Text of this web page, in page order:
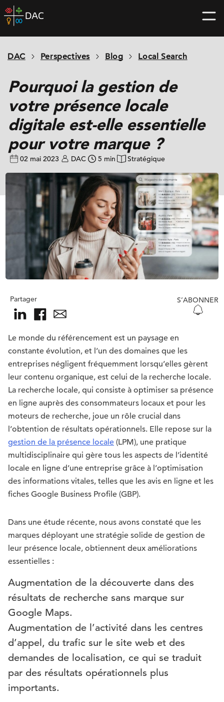
Skip
to
home
DAC Perspectives Blog Local Search
Pourquoi la gestion de
votre présence locale
digitale est-elle essentielle
pour votre marque ?
02 mai 2023 DAC 5 min Stratégique
Partager S’ABONNER
Le monde du référencement est un paysage en
constante évolution, et l’un des domaines que les
entreprises négligent fréquemment lorsqu’elles gèrent
leur contenu organique, est celui de la recherche locale.
La recherche locale, qui consiste à optimiser sa présence
en ligne auprès des consommateurs locaux et pour les
moteurs de recherche, joue un rôle crucial dans
l’obtention de résultats opérationnels. Elle repose sur la
gestion de la présence locale (LPM), une pratique
multidisciplinaire qui gère tous les aspects de l’identité
locale en ligne d’une entreprise grâce à l’optimisation
des informations vitales, telles que les avis en ligne et les
fiches Google Business Profile (GBP).
Dans une étude récente, nous avons constaté que les
marques déployant une stratégie solide de gestion de
leur présence locale, obtiennent deux améliorations
essentielles :
Augmentation de la découverte dans des
résultats de recherche sans marque sur
Google Maps.
Augmentation de l’activité dans les centres
d’appel, du trafic sur le site web et des
demandes de localisation, ce qui se traduit
par des résultats opérationnels plus
importants.